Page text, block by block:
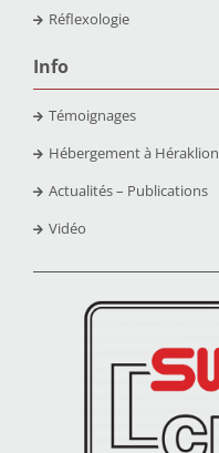
Réflexologie
Info
Témoignages
Hébergement à Héraklion
Actualités – Publications
Vidéo